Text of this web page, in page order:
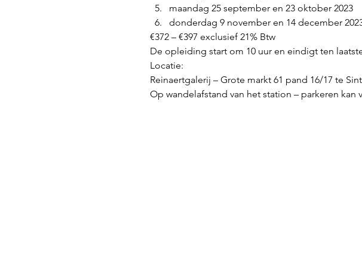
maandag 25 september en 23 oktober 2023
donderdag 9 november en 14 december
€372 – €397 exclusief 21% Btw
De opleiding start om 10 uur en eindigt ten
Locatie:
Reinaertgalerij – Grote markt 61 pand 16/17 te
Op wandelafstand van het station – parkeren kan